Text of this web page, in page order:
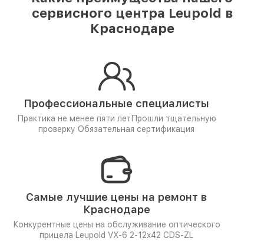
сервисного центра Leupold в
Краснодаре
Профессиональные специалисты
Практика не менее пяти лет Прошли тщательную
проверку Обязательная сертификация
Самые лучшие цены на ремонт в
Краснодаре
Конкурентные цены на обслуживание оптического
прицела Leupold VX-6 2-12x42 CDS-ZL